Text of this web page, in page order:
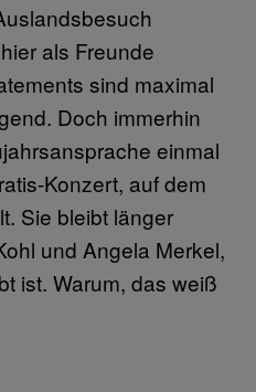
als Freunde
sind maximal
Doch immerhin
einmal
Konzert, auf dem
Sie bleibt länger
und Angela Merkel,
ist. Warum, das weiß